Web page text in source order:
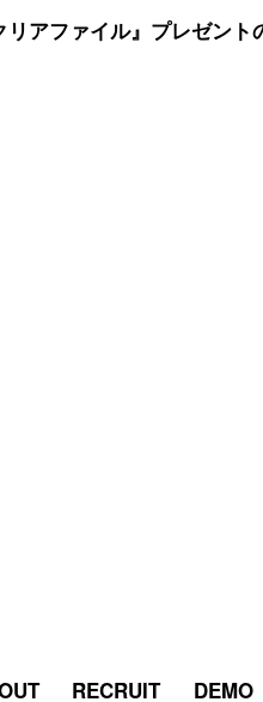
アファイル』プレゼン
RECRUIT DEMO